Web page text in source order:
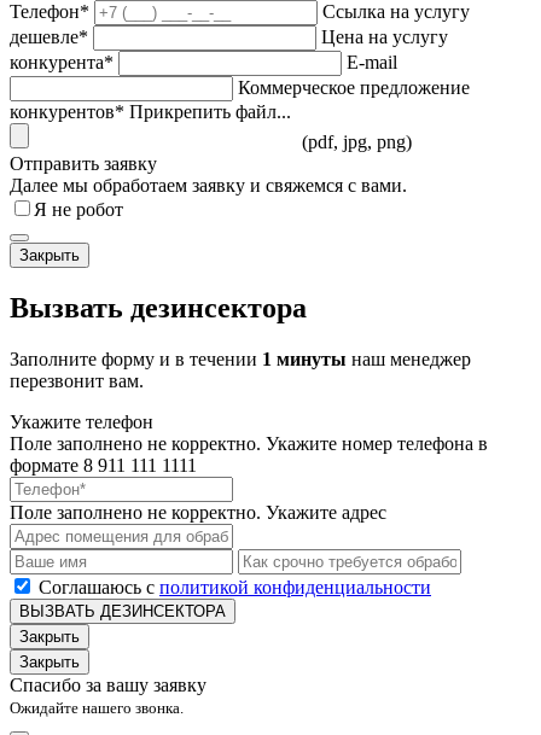
Телефон*
Ссылка на услугу
дешевле*
Цена на услугу
конкурента*
E-mail
Коммерческое предложение
конкурентов* Прикрепить файл...
(pdf, jpg, png)
Отправить заявку
Далее мы обработаем заявку и свяжемся с вами.
Я не робот
Закрыть
Вызвать дезинсектора
Заполните форму и в течении 1 минуты наш менеджер
перезвонит вам.
Укажите телефон
Поле заполнено не корректно. Укажите номер телефона в
формате 8 911 111 1111
Поле заполнено не корректно. Укажите адрес
Соглашаюсь с политикой конфиденциальности
ВЫЗВАТЬ ДЕЗИНСЕКТОРА
Закрыть
Закрыть
Спасибо за вашу заявку
Ожидайте нашего звонка.